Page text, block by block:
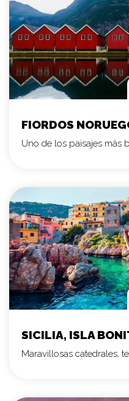
FIORDOS
Uno de los paisajes más
SICILIA, ISLA
Maravillosas catedrales,